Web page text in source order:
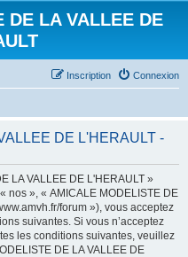
DE LA VALLEE DE
Connexion
Inscription
DE L'HERAULT -
LA VALLEE DE L'HERAULT »
nos », « AMICALE MODELISTE DE
forum »), vous acceptez
suivantes. Si vous n’acceptez
les conditions suivantes, veuillez
DE LA VALLEE DE